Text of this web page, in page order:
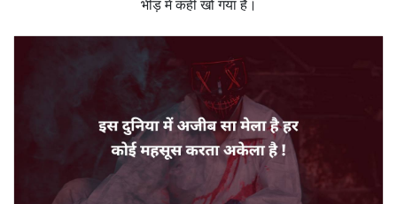
भीड़ में कहीं खो गया है।